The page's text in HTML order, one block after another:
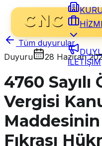
İLETİŞİM
Tüm duyurular
Duyuru
28 Haziran
4760
Vergisi
Maddesinin
Fıkrası